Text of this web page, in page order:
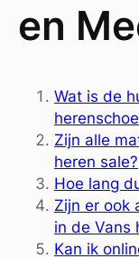
en
Wat is de
Zijn alle
heren sale?
Hoe lang
Zijn er ook
in de Vans
Kan ik